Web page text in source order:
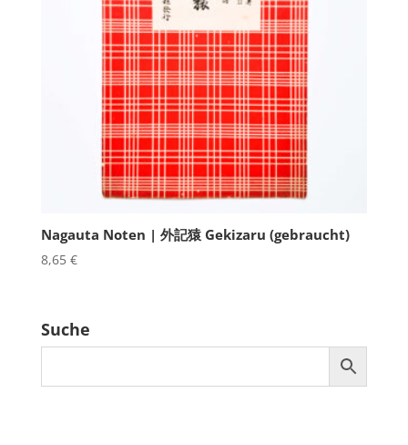
Nagauta Noten | 外記猿 Gekizaru (gebraucht)
8,65 €
Suche